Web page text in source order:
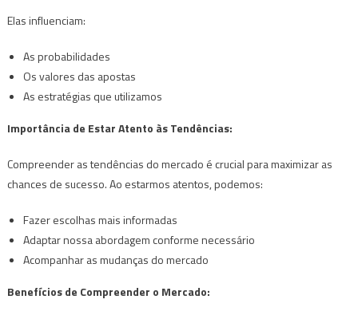
Elas influenciam:
As probabilidades
Os valores das apostas
As estratégias que utilizamos
Importância de Estar Atento às Tendências:
Compreender as tendências do mercado é crucial para maximizar as
chances de sucesso. Ao estarmos atentos, podemos:
Fazer escolhas mais informadas
Adaptar nossa abordagem conforme necessário
Acompanhar as mudanças do mercado
Benefícios de Compreender o Mercado: